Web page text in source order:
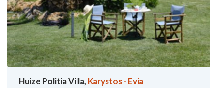
Huize Politia Villa, Karystos - Evia